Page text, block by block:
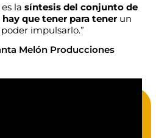
la síntesis del conjunto de
que tener para tenerun
impulsarlo.”
Melón Producciones